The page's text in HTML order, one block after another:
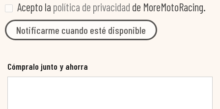
Acepto la política de privacidad de MoreMotoRacing.
Notificarme cuando esté disponible
Cómpralo junto y ahorra